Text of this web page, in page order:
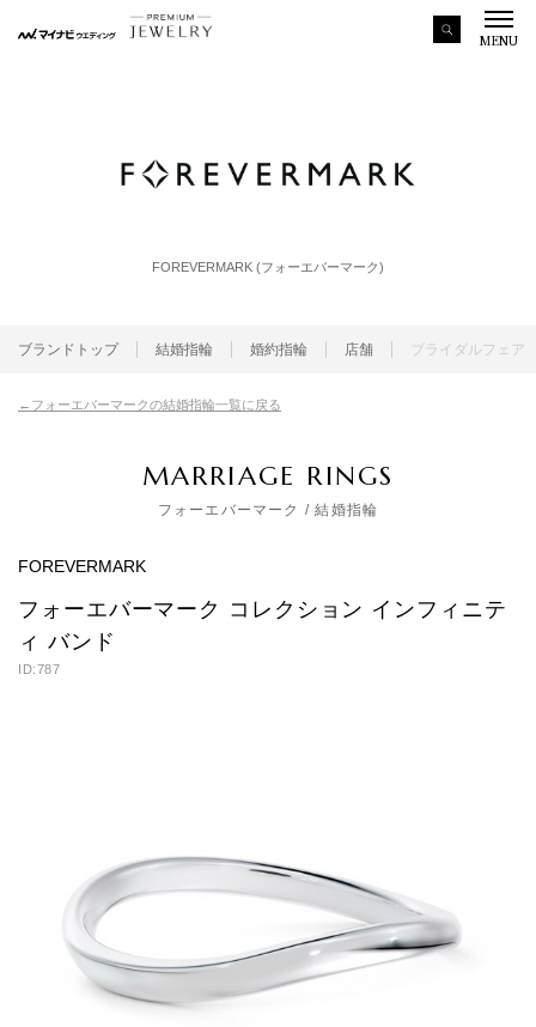
MENU
FOREVERMARK (フォーエバーマーク)
ブランドトップ 結婚指輪 婚約指輪 店舗 ブライダルフェア
フォーエバーマークの結婚指輪一覧に戻る
MARRIAGE RINGS
フォーエバーマーク / 結婚指輪
FOREVERMARK
フォーエバーマーク コレクション インフィニテ
ィ バンド
ID:787